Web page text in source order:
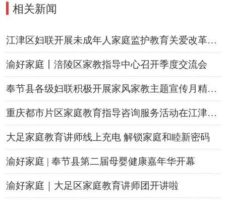
相关新闻
江津区妇联开展未成年人家庭监护教育关爱改革项目家庭教育指导活动
渝好家庭丨涪陵区家教指导中心召开季度交流会
奉节县各级妇联积极开展家风家教主题宣传月精彩活动
重庆都市片区家庭教育指导咨询服务活动在江津举行
大足家庭教育讲师线上充电 解锁家庭和睦新密码
渝好家庭 | 奉节县第二届母婴健康嘉年华开幕
渝好家庭｜大足区家庭教育讲师团开讲啦